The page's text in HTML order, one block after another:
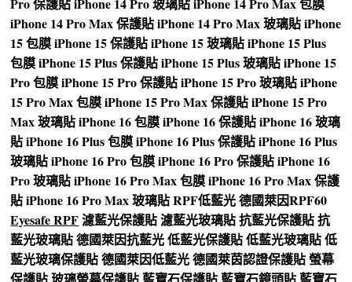
Pro 保護貼iPhone 14 Pro 玻璃貼iPhone 14 Pro Max 包膜
iPhone 14 Pro Max 保護貼iPhone 14 Pro Max 玻璃貼iPhone
15 包膜iPhone 15 保護貼iPhone 15 玻璃貼iPhone 15 Plus
包膜iPhone 15 Plus 保護貼iPhone 15 Plus 玻璃貼iPhone 15
Pro 包膜iPhone 15 Pro 保護貼iPhone 15 Pro 玻璃貼iPhone
15 Pro Max 包膜iPhone 15 Pro Max 保護貼iPhone 15 Pro
Max 玻璃貼iPhone 16 包膜iPhone 16 保護貼iPhone 16 玻璃
貼iPhone 16 Plus 包膜iPhone 16 Plus 保護貼iPhone 16 Plus
玻璃貼iPhone 16 Pro 包膜iPhone 16 Pro 保護貼iPhone 16
Pro 玻璃貼iPhone 16 Pro Max 包膜iPhone 16 Pro Max 保護
貼iPhone 16 Pro Max 玻璃貼RPF低藍光德國萊因RPF60
Eyesafe RPF濾藍光保護貼濾藍光玻璃貼抗藍光保護貼抗
藍光玻璃貼德國萊因抗藍光低藍光保護貼低藍光玻璃貼低
藍光玻璃保護貼德國萊因低藍光德國萊茵認證保護貼螢幕